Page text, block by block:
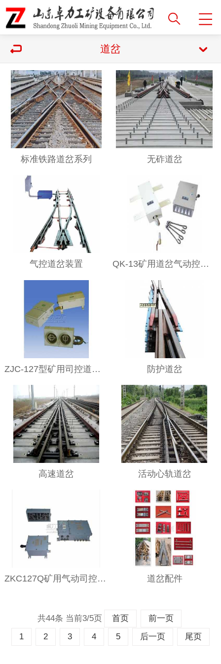
道岔
标准铁路道岔系列 无砟道岔
气控道岔装置 QK-13矿用道岔气动控制装置
ZJC-127型矿用司控道岔装置 防护道岔
高速道岔 活动心轨道岔
ZKC127Q矿用气动司控道岔装置 道岔配件
共44条 当前3/5页 首页
前一页
1
2 3 4 5 后一页 尾页